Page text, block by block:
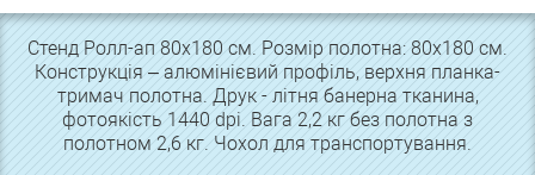
Стенд Ролл-ап 80х180 см. Розмір полотна: 80х180 см.
Конструкція – алюмінієвий профіль, верхня планка-
тримач полотна. Друк - літня банерна тканина,
фотоякість 1440 dpi. Вага 2,2 кг без полотна з
полотном 2,6 кг. Чохол для транспортування.